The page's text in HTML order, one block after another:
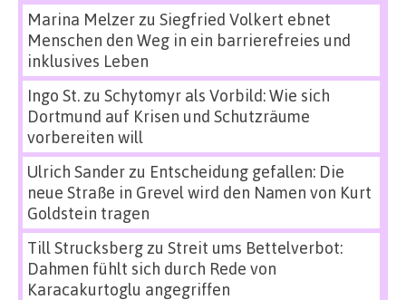
Marina Melzerzu Siegfried Volkert ebnet
Menschen den Weg in ein barrierefreies und
inklusives Leben
Ingo St.zu Schytomyr als Vorbild: Wie sich
Dortmund auf Krisen und Schutzräume
vorbereiten will
Ulrich Sanderzu Entscheidung gefallen: Die
neue Straße in Grevel wird den Namen von Kurt
Goldstein tragen
Till Strucksbergzu Streit ums Bettelverbot:
Dahmen fühlt sich durch Rede von
Karacakurtoglu angegriffen